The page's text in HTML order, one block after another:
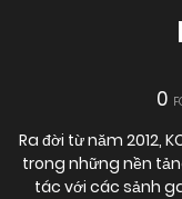
0
Ra đời từ năm 2012,
trong những nền
tác với các sảnh